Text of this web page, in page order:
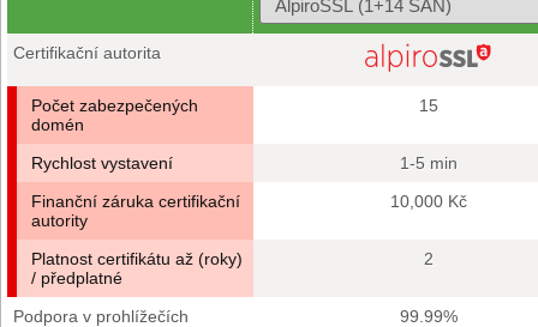
Certifikační autorita
Počet zabezpečených
domén
15
Rychlost vystavení
1-5 min
Finanční záruka certifikační
autority
10,000 Kč
Platnost certifikátu až (roky)
/ předplatné
2
Podpora v prohlížečích
99.99%